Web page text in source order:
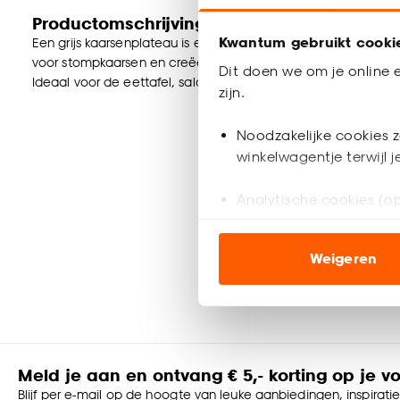
Kwantum gebruikt
Dit doen we om je online
zijn.
Noodzakelijke cookies
winkelwagentje terwijl
Analytische cookies
ook buiten de
Klik op ‘Ja, alles
accepteren door op
Goed om te weten is dat
Weigeren
Productomschrijving
Een grijs kaarsenplateau is een stijlvolle toevoeging aan je
voor stompkaarsen en creëert een sfeervol effect in elke
Ideaal voor de eettafel, salontafel of vensterbank!
Meld je aan en ontvang € 5,- korting op je
Blijf per e-mail op de hoogte van leuke aanbiedingen,